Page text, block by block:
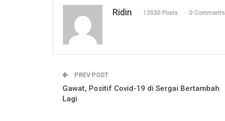
Ridin 13530 Posts 0 Comments
PREV POST
Gawat, Positif Covid-19 di Sergai Bertambah
Lagi